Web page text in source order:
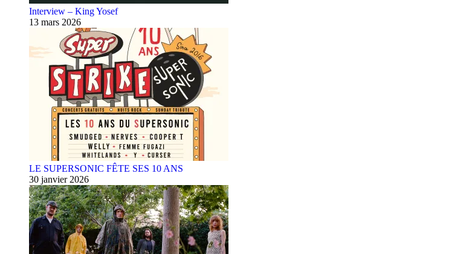
Interview – King Yosef
13 mars 2026
LE SUPERSONIC FÊTE SES 10 ANS
30 janvier 2026